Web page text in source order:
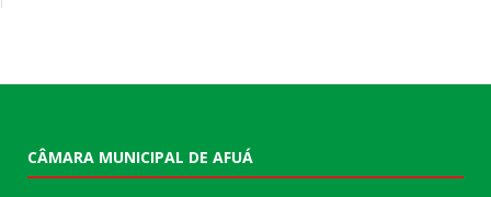
CÂMARA MUNICIPAL DE AFUÁ